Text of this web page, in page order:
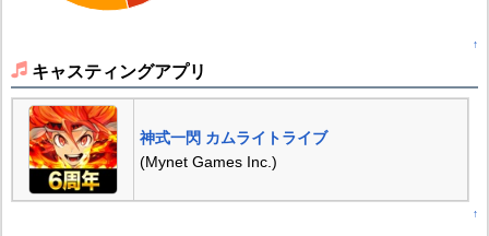
↑
キャスティングアプリ
神式一閃 カムライトライブ
(Mynet Games Inc.)
↑